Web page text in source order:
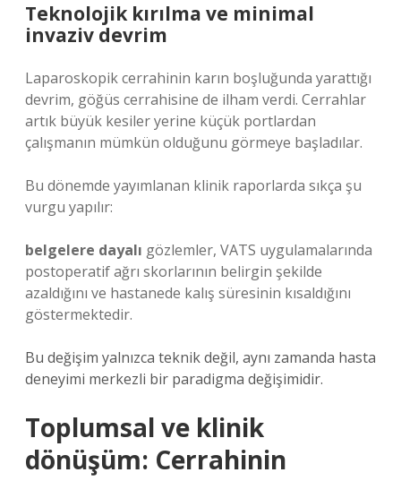
Teknolojik kırılma ve minimal
invaziv devrim
Laparoskopik cerrahinin karın boşluğunda yarattığı
devrim, göğüs cerrahisine de ilham verdi. Cerrahlar
artık büyük kesiler yerine küçük portlardan
çalışmanın mümkün olduğunu görmeye başladılar.
Bu dönemde yayımlanan klinik raporlarda sıkça şu
vurgu yapılır:
belgelere dayalı gözlemler, VATS uygulamalarında
postoperatif ağrı skorlarının belirgin şekilde
azaldığını ve hastanede kalış süresinin kısaldığını
göstermektedir.
Bu değişim yalnızca teknik değil, aynı zamanda hasta
deneyimi merkezli bir paradigma değişimidir.
Toplumsal ve klinik
dönüşüm: Cerrahinin